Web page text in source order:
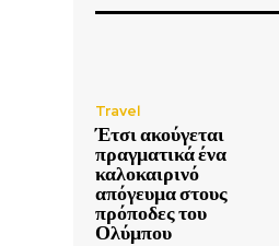
Travel
Έτσι ακούγεται
πραγματικά ένα
καλοκαιρινό
απόγευμα στους
πρόποδες του
Ολύμπου